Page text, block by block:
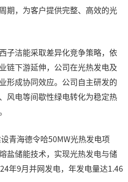
期，为客户提供完整、高效的光
子洁能采取差异化竞争策略，依
链下游延伸，公司在光热发电及
形成协同效应。公司自主研发的
风电等间歇性绿电转化为稳定热
青海德令哈50MW光热发电项
盐储能技术，实现光热发电与储
年9月并网发电，年发电量达1.46